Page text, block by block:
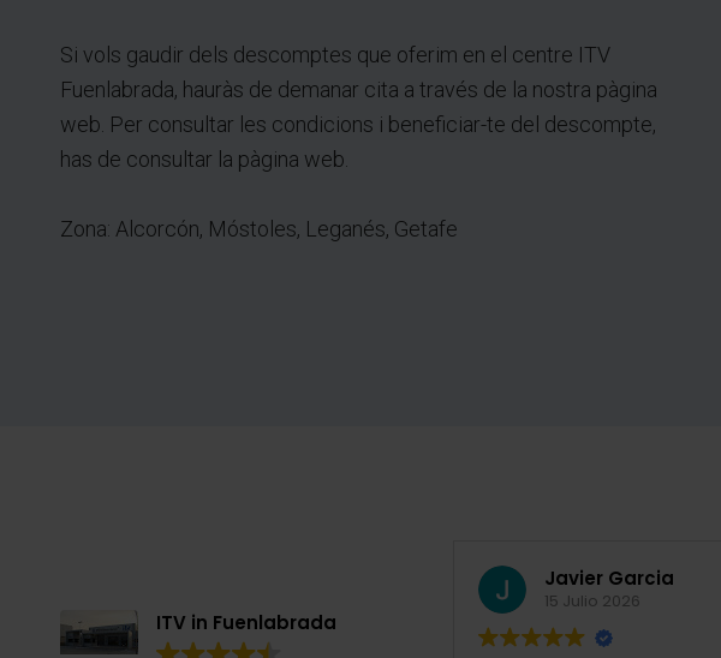
Si vols gaudir dels descomptes que oferim en el centre ITV
Fuenlabrada, hauràs de demanar cita a través de la nostra pàgina
web. Per consultar les condicions i beneficiar-te del descompte,
has de consultar la pàgina web.
Zona: Alcorcón, Móstoles, Leganés, Getafe
ITV in Fuenlabrada
Javier Garcia
15 Julio 2026